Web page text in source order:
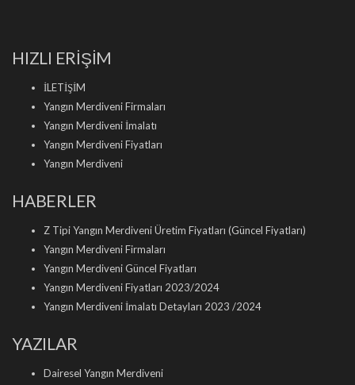
HIZLI ERİŞİM
İLETİŞİM
Yangın Merdiveni Firmaları
Yangın Merdiveni İmalatı
Yangın Merdiveni Fiyatları
Yangın Merdiveni
HABERLER
Z Tipi Yangın Merdiveni Üretim Fiyatları (Güncel Fiyatları)
Yangın Merdiveni Firmaları
Yangın Merdiveni Güncel Fiyatları
Yangın Merdiveni Fiyatları 2023/2024
Yangın Merdiveni İmalatı Detayları 2023 /2024
YAZILAR
Dairesel Yangın Merdiveni